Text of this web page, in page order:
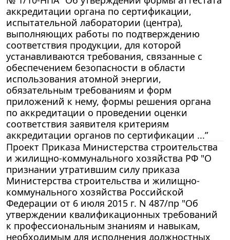
аккредитации органа по сертификации,
испытательной лаборатории (центра),
выполняющих работы по подтверждению
соответствия продукции, для которой
устанавливаются требования, связанные с
обеспечением безопасности в области
использования атомной энергии,
обязательным требованиям и форм
приложений к нему, формы решения органа
по аккредитации о проведении оценки
соответствия заявителя критериям
аккредитации органов по сертификации ...”
Проект Приказа Министерства строительства
и жилищно-коммунального хозяйства РФ "О
признании утратившим силу приказа
Министерства строительства и жилищно-
коммунального хозяйства Российской
Федерации от 6 июля 2015 г. N 487/пр "Об
утверждении квалификационных требований
к профессиональным знаниям и навыкам,
необходимым для исполнения должностных